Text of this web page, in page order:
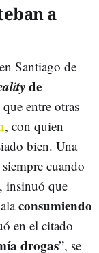
a
Santiago de
de
entre otras
, con quien
bien. Una
cuando
insinuó que
consumiendo
en el citado
drogas”, se